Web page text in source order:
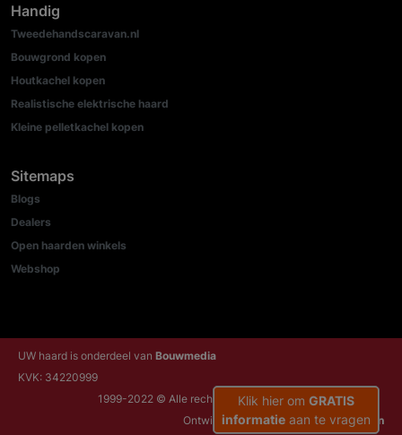
Handig
Tweedehandscaravan.nl
Bouwgrond kopen
Houtkachel kopen
Realistische elektrische haard
Kleine pelletkachel kopen
Sitemaps
Blogs
Dealers
Open haarden winkels
Webshop
UW haard is onderdeel van Bouwmedia
KVK: 34220999
1999-2022 © Alle rechten voorbehouden
Ontwikkeld door:NRG Internetdiensten
Klik hier om GRATIS
informatie aan te vragen